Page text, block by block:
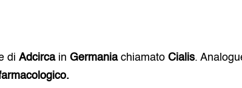
diAdcircainGermaniachiamatoCialis.